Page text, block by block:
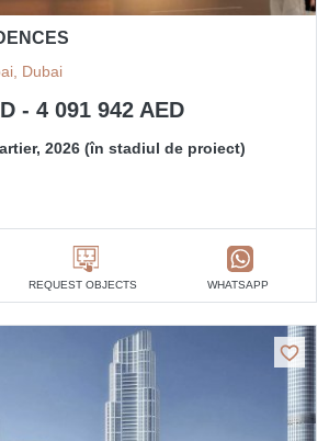
Dubai
- 4 091 942 AED
2026 (în stadiul de proiect)
REQUEST OBJECTS WHATSAPP